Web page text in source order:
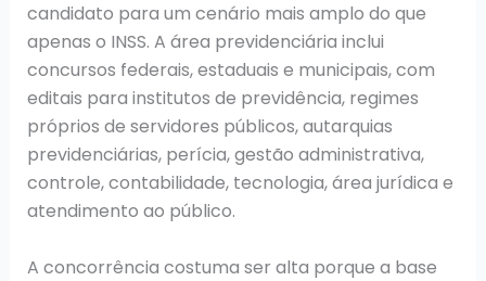
candidato para um cenário mais amplo do que
apenas o INSS. A área previdenciária inclui
concursos federais, estaduais e municipais, com
editais para institutos de previdência, regimes
próprios de servidores públicos, autarquias
previdenciárias, perícia, gestão administrativa,
controle, contabilidade, tecnologia, área jurídica e
atendimento ao público.
A concorrência costuma ser alta porque a base